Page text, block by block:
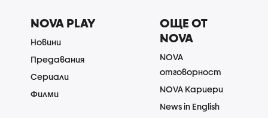
NOVA PLAY
Новини
Предавания
Сериали
Филми
ОЩЕ ОТ
NOVA
NOVA
отговорност
NOVA Кариери
News in English